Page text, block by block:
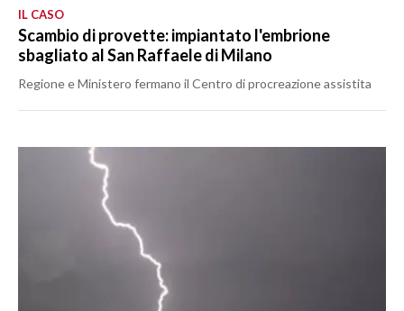
IL CASO
Scambio di provette: impiantato l'embrione
sbagliato al San Raffaele di Milano
Regione e Ministero fermano il Centro di procreazione assistita